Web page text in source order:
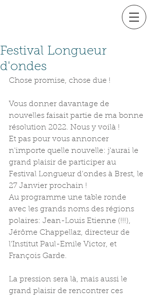
Festival Longueur
d'ondes
Chose promise, chose due !
Vous donner davantage de
nouvelles faisait partie de ma bonne
résolution 2022. Nous y voilà !
Et pas pour vous annoncer
n'importe quelle nouvelle: j'aurai le
grand plaisir de participer au
Festival Longueur d'ondes à Brest, le
27 Janvier prochain !
Au programme une table ronde
avec les grands noms des régions
polaires: Jean-Louis Etienne (!!!),
Jérôme Chappellaz, directeur de
l'Institut Paul-Emile Victor, et
François Garde.
La pression sera là, mais aussi le
grand plaisir de rencontrer ces